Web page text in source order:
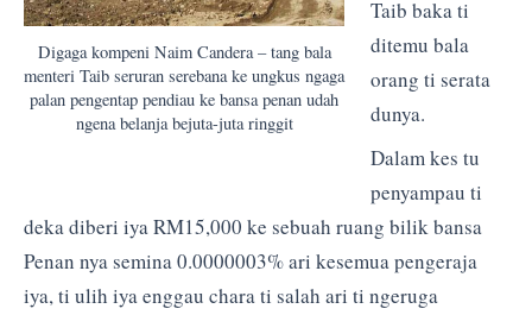
Digaga kompeni Naim Candera – tang bala
menteri Taib seruran serebana ke ungkus ngaga
palan pengentap pendiau ke bansa penan udah
ngena belanja bejuta-juta ringgit
Taib baka ti
ditemu bala
orang ti serata
dunya.
Dalam kes tu
penyampau ti
deka diberi iya RM15,000 ke sebuah ruang bilik bansa
Penan nya semina 0.0000003% ari kesemua pengeraja
iya, ti ulih iya enggau chara ti salah ari ti ngeruga